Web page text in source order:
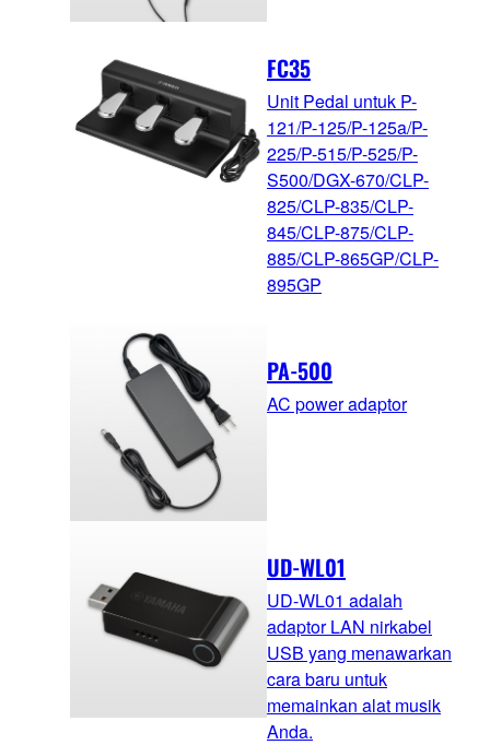
FC35
Unit Pedal untuk P-
121/P-125/P-125a/P-
225/P-515/P-525/P-
S500/DGX-670/CLP-
825/CLP-835/CLP-
845/CLP-875/CLP-
885/CLP-865GP/CLP-
895GP
PA-500
AC power adaptor
UD-WL01
UD-WL01 adalah
adaptor LAN nirkabel
USB yang menawarkan
cara baru untuk
memainkan alat musik
Anda.